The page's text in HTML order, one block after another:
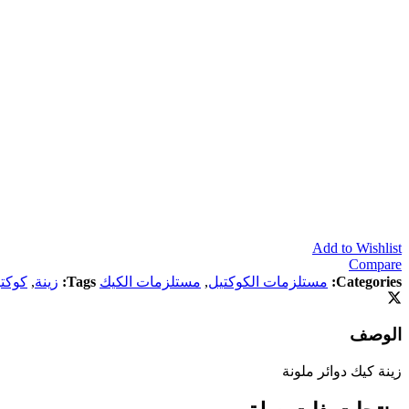
Add to Wishlist
Compare
Categories: مستلزمات الكوكتيل, مستلزمات الكيك Tags: زينة,
الوصف
زينة كيك دوائر ملونة